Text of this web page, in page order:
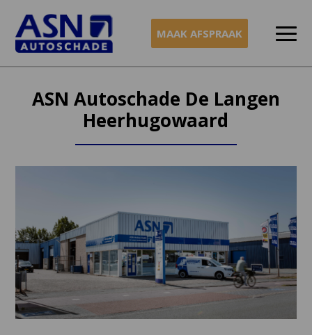
inhoud
MAAK AFSPRAAK
ASN Autoschade De Langen
Heerhugowaard